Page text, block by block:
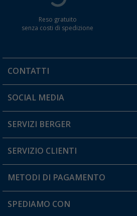
Reso gratuito
senza costi di spedizione
CONTATTI
Orari di apertura del servizio:
Hai una domanda?
SOCIAL MEDIA
SERVIZI BERGER
Diventare rivenditori
Il mio Account
SERVIZIO CLIENTI
Informazioni sulla spedizione
Resi
METODI DI PAGAMENTO
SPEDIAMO CON